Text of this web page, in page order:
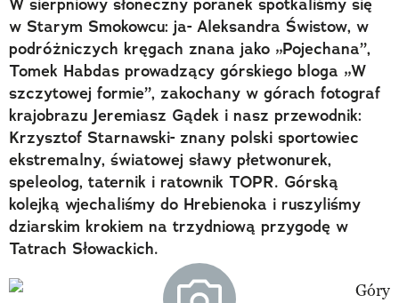
w Starym Smokowcu: ja- Aleksandra Świstow, w
podróżniczych kręgach znana jako „Pojechana”,
Tomek Habdas prowadzący górskiego bloga „W
szczytowej formie”, zakochany w górach fotograf
krajobrazu Jeremiasz Gądek i nasz przewodnik:
Krzysztof Starnawski- znany polski sportowiec
ekstremalny, światowej sławy płetwonurek,
speleolog, taternik i ratownik TOPR. Górską
kolejką wjechaliśmy do Hrebienoka i ruszyliśmy
dziarskim krokiem na trzydniową przygodę w
Tatrach Słowackich.